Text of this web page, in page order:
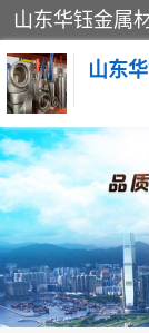
山东
不锈钢管
管件标准件
不锈钢人孔